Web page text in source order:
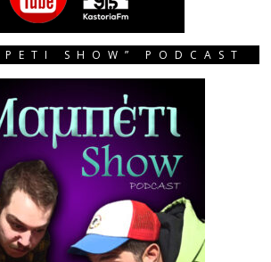
SHOW” PODCAST